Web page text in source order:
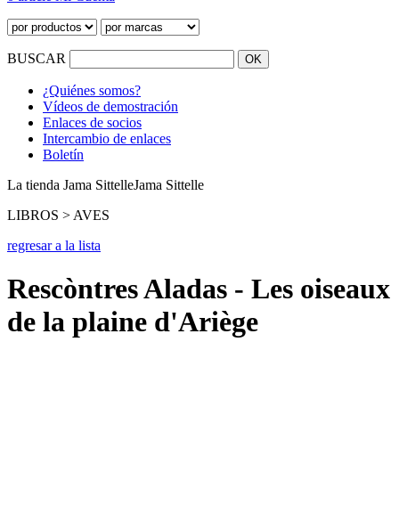
BUSCAR
¿Quiénes somos?
Vídeos de demostración
Enlaces de socios
Intercambio de enlaces
Boletín
La tienda Jama SittelleJama Sittelle
LIBROS > AVES
regresar a la lista
Rescòntres Aladas - Les oiseaux
de la plaine d'Ariège